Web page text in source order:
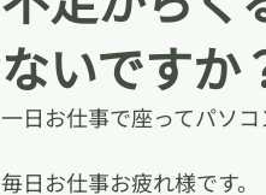
ないですか
一日お仕事で座ってパソコ
毎日お仕事お疲れ様です。